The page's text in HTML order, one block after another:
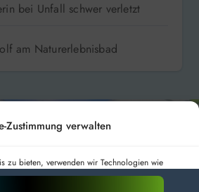
Zustimmung verwalten
zu bieten, verwenden wir Technologien wie
zu speichern und/oder darauf zuzugreifen.
bei Unfall schwer verletzt
am Naturerlebnisbad